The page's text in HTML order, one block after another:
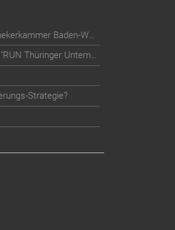
Digitalisierung der Mitglieder-Services bei der Landesapothekerkammer Baden-Württemberg
Teilnehmer-Management für mehr als 10.000 Läufer beim "RUN Thüringer Unternehmenslauf"
Strategie?